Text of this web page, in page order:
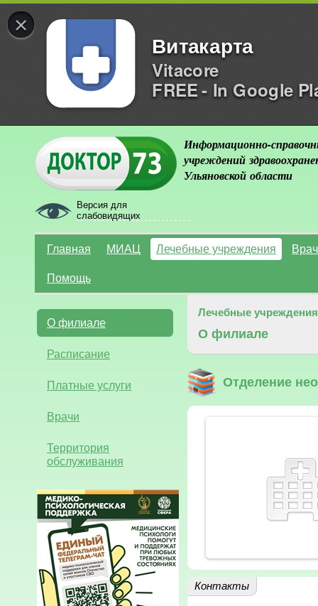
×
Витакарта
Vitacore
FREE - In Google
Версия для
слабовидящих
Информационно-
учреждений
Ульяновской области
Главная МИАЦ Лечебные учреждения
Помощь
О филиале
Расписание
Платные услуги
Врачи
Территория
обслуживания
Лечебные учреждения
О филиале
Отделение
Контакты